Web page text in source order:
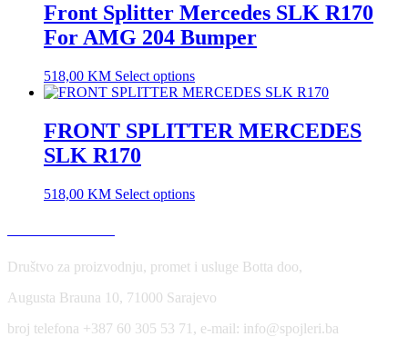
Front Splitter Mercedes SLK R170
For AMG 204 Bumper
518,00 KM Select options
FRONT SPLITTER MERCEDES
SLK R170
518,00 KM Select options
Društvo za proizvodnju, promet i usluge Botta doo,
Augusta Brauna 10, 71000 Sarajevo
broj telefona +387 60 305 53 71, e-mail: info@spojleri.ba